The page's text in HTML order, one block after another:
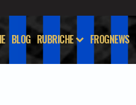
BLOG RUBRICHE FROGNEWS